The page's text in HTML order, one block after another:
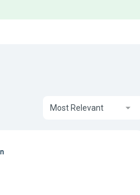
Most Relevant